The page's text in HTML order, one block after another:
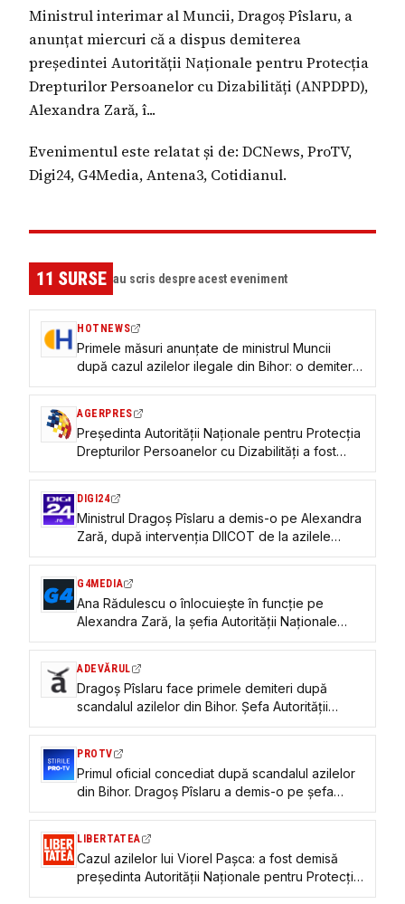
Ministrul interimar al Muncii, Dragoș Pîslaru, a
anunțat miercuri că a dispus demiterea
președintei Autorității Naționale pentru Protecția
Drepturilor Persoanelor cu Dizabilități (ANPDPD),
Alexandra Zară, î...
Evenimentul este relatat și de: DCNews, ProTV,
Digi24, G4Media, Antena3, Cotidianul.
11 SURSE au scris despre acest eveniment
HOTNEWS
Primele măsuri anunțate de ministrul Muncii
după cazul azilelor ilegale din Bihor: o demitere
și mai multe solicitări de sancțiuni
AGERPRES
Președinta Autorității Naționale pentru Protecția
Drepturilor Persoanelor cu Dizabilități a fost
demisă
DIGI24
Ministrul Dragoș Pîslaru a demis-o pe Alexandra
Zară, după intervenția DIICOT de la azilele
ilegale din Bihor. Ce motiv ar fi invocat
G4MEDIA
Ana Rădulescu o înlocuiește în funcție pe
Alexandra Zară, la șefia Autorității Naționale
pentru Protecția Drepturilor Persoanelor cu
Bihor
ADEVĂRUL
Dragoș Pîslaru face primele demiteri după
scandalul azilelor din Bihor. Șefa Autorității
pentru Protecția Persoanelor cu Dizabilități,
PROTV
Primul oficial concediat după scandalul azilelor
din Bihor. Dragoș Pîslaru a demis-o pe șefa
ANPDPD, Alexandra Zară
LIBERTATEA
Cazul azilelor lui Viorel Pașca: a fost demisă
președinta Autorității Naționale pentru Protecția
Drepturilor Persoanelor cu Dizabilități. Reacția